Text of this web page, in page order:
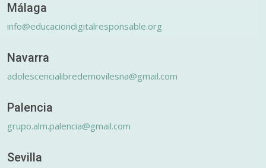
Málaga
info@educaciondigitalresponsable.org
Navarra
adolescencialibredemovilesna@gmail.com
Palencia
grupo.alm.palencia@gmail.com
Sevilla